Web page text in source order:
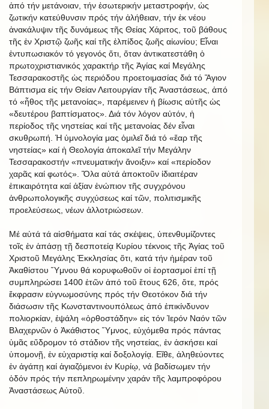
ἀπό τήν μετάνοιαν, τήν ἐσωτερικήν μεταστροφήν, ὡς
ζωτικήν κατεύθυνσιν πρός τήν ἀλήθειαν, τήν ἐκ νέου
ἀνακάλυψιν τῆς δυνάμεως τῆς Θείας Χάριτος, τοῦ βάθους
τῆς ἐν Χριστῷ ζωῆς καί τῆς ἐλπίδος ζωῆς αἰωνίου; Εἶναι
ἐντυπωσιακόν τό γεγονός ὅτι, ὅταν ἀντικατεστάθη ὁ
πρωτοχριστιανικός χαρακτήρ τῆς Ἁγίας καί Μεγάλης
Τεσσαρακοστῆς ὡς περιόδου προετοιμασίας διά τό Ἅγιον
Βάπτισμα εἰς τήν Θείαν Λειτουργίαν τῆς Ἀναστάσεως, ἀπό
τό «ἦθος τῆς μετανοίας», παρέμεινεν ἡ βίωσις αὐτῆς ὡς
«δευτέρου βαπτίσματος». Διά τόν λόγον αὐτόν, ἡ
περίοδος τῆς νηστείας καί τῆς μετανοίας δέν εἶναι
σκυθρωπή. Ἡ ὑμνολογία μας ὁμιλεῖ διά τό «ἔαρ τῆς
νηστείας» καί ἡ Θεολογία ἀποκαλεῖ τήν Μεγάλην
Τεσσαρακοστήν «πνευματικήν ἄνοιξιν» καί «περίοδον
χαρᾶς καί φωτός». Ὅλα αὐτά ἀποκτοῦν ἰδιαιτέραν
ἐπικαιρότητα καί ἀξίαν ἐνώπιον τῆς συγχρόνου
ἀνθρωπολογικῆς συγχύσεως καί τῶν, πολιτισμικῆς
προελεύσεως, νέων ἀλλοτριώσεων.
Μέ αὐτά τά αἰσθήματα καί τάς σκέψεις, ὑπενθυμίζοντες
τοῖς ἐν ἁπάσῃ τῇ δεσποτείᾳ Κυρίου τέκνοις τῆς Ἁγίας τοῦ
Χριστοῦ Μεγάλης Ἐκκλησίας ὅτι, κατά τήν ἡμέραν τοῦ
Ἀκαθίστου Ὕμνου θά κορυφωθοῦν οἱ ἑορτασμοί ἐπί τῇ
συμπληρώσει 1400 ἐτῶν ἀπό τοῦ ἔτους 626, ὅτε, πρός
ἔκφρασιν εὐγνωμοσύνης πρός τήν Θεοτόκον διά τήν
διάσωσιν τῆς Κωνσταντινουπόλεως ἀπό ἐπικίνδυνον
πολιορκίαν, ἐψάλη «ὀρθοστάδην» εἰς τόν Ἱερόν Ναόν τῶν
Βλαχερνῶν ὁ Ἀκάθιστος Ὕμνος, εὐχόμεθα πρός πάντας
ὑμᾶς εὔδρομον τό στάδιον τῆς νηστείας, ἐν ἀσκήσει καί
ὑπομονῇ, ἐν εὐχαριστίᾳ καί δοξολογίᾳ. Εἴθε, ἀληθεύοντες
ἐν ἀγάπῃ καί ἁγιαζόμενοι ἐν Κυρίῳ, νά βαδίσωμεν τήν
ὁδόν πρός τήν πεπληρωμένην χαράν τῆς λαμπροφόρου
Ἀναστάσεως Αὐτοῦ.